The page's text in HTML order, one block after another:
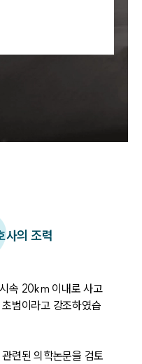
사의 조력
속 20km 이내로 사고
범이라고 강조하였습
련된 의학논문을 검토